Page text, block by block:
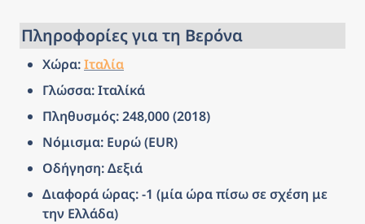
Πληροφορίες για τη Βερόνα
Χώρα: Ιταλία
Γλώσσα: Ιταλίκά
Πληθυσμός: 248,000 (2018)
Νόμισμα: Ευρώ (EUR)
Οδήγηση: Δεξιά
Διαφορά ώρας: -1 (μία ώρα πίσω σε σχέση με
την Ελλάδα)